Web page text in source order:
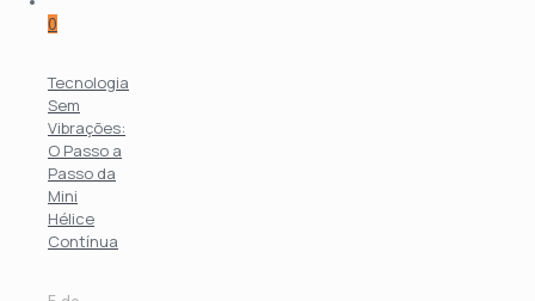
0
Tecnologia
Sem
Vibrações:
O Passo a
Passo da
Mini
Hélice
Contínua